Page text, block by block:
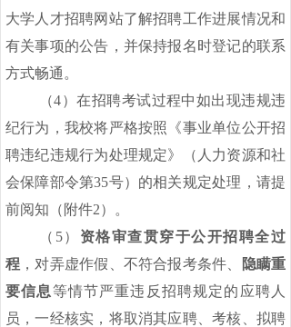
大学人才招聘网站了解招聘工作进展情况和
有关事项的公告，并保持报名时登记的联系
方式畅通。
（4）在招聘考试过程中如出现违规违
纪行为，我校将严格按照《事业单位公开招
聘违纪违规行为处理规定》（人力资源和社
会保障部令第35号）的相关规定处理，请提
前阅知（附件2）。
（ 5） 资格审查贯穿于公开招聘全过
程 ，对弄虚作假、不符合报考条件、
隐瞒重
要信息 等情节严重违反招聘规定的应聘人
员，一经核实，将取消其应聘、考核、拟聘